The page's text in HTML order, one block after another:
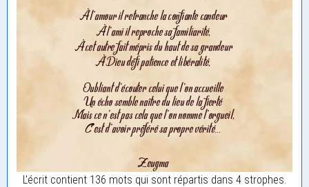
L'écrit contient 136 mots qui sont répartis dans 4 strophes.